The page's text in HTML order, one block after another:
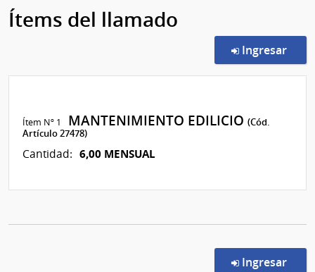
Ítems del llamado
Ingresar
Ítem Nº 1 MANTENIMIENTO EDILICIO(Cód.
Artículo 27478)
Cantidad: 6,00 MENSUAL
Ingresar